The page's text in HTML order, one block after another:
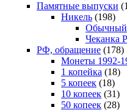
Памятные выпуски
Никель (198)
Обычный
Чеканка
РФ, обращение (178)
Монеты 1992-
1 копейка (18)
5 копеек (18)
10 копеек (31)
50 копеек (28)